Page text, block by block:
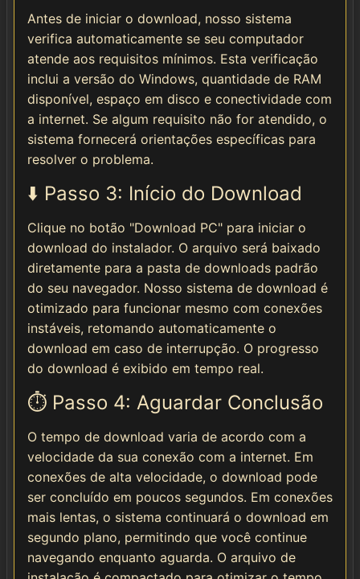
Antes de iniciar o download, nosso sistema
verifica automaticamente se seu computador
atende aos requisitos mínimos. Esta verificação
inclui a versão do Windows, quantidade de RAM
disponível, espaço em disco e conectividade com
a internet. Se algum requisito não for atendido, o
sistema fornecerá orientações específicas para
resolver o problema.
⬇️ Passo 3: Início do Download
Clique no botão "Download PC" para iniciar o
download do instalador. O arquivo será baixado
diretamente para a pasta de downloads padrão
do seu navegador. Nosso sistema de download é
otimizado para funcionar mesmo com conexões
instáveis, retomando automaticamente o
download em caso de interrupção. O progresso
do download é exibido em tempo real.
⏱️ Passo 4: Aguardar Conclusão
O tempo de download varia de acordo com a
velocidade da sua conexão com a internet. Em
conexões de alta velocidade, o download pode
ser concluído em poucos segundos. Em conexões
mais lentas, o sistema continuará o download em
segundo plano, permitindo que você continue
navegando enquanto aguarda. O arquivo de